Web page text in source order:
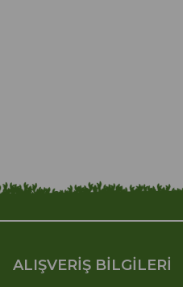
ALIŞVERİŞ BİLGİLERİ